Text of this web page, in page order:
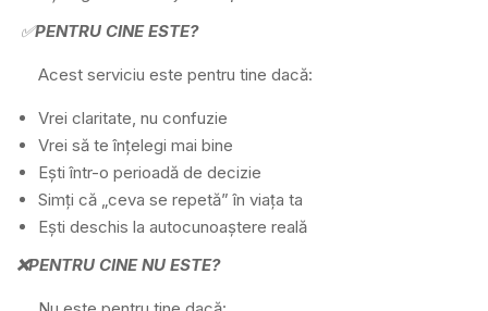
✅PENTRU CINE ESTE?
Acest serviciu este pentru tine dacă:
Vrei claritate, nu confuzie
Vrei să te înțelegi mai bine
Ești într-o perioadă de decizie
Simți că „ceva se repetă” în viața ta
Ești deschis la autocunoaștere reală
❌PENTRU CINE NU ESTE?